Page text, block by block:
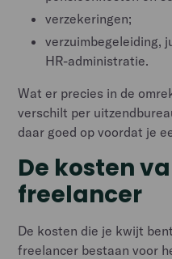
verzekeringen;
verzuimbegeleiding,
HR-administratie.
Wat er precies in de
verschilt per
daar goed op voordat je
De kosten
freelancer
De kosten die je kwijt
freelancer bestaan voor